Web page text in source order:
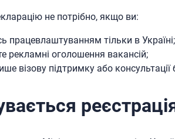
не потрібно, якщо ви:
працевлаштуванням тільки в Україні;
рекламні оголошення вакансій;
візову підтримку або консультації